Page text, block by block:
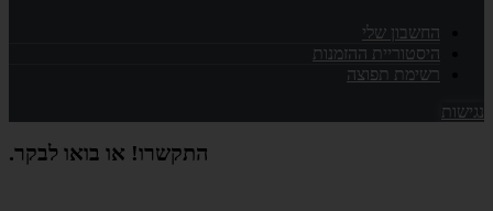
החשבון שלי
היסטוריית ההזמנות
רשימת תפוצה
נגישות
התקשרו! או בואו לבקר.